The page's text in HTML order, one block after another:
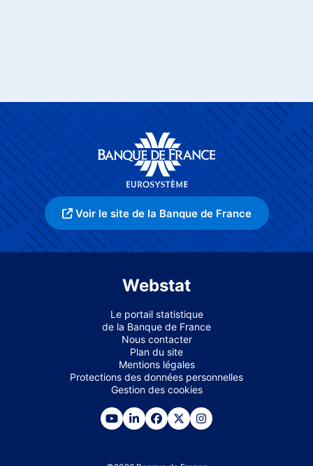
Voir le site de la Banque de France
Webstat
Le portail statistique
de la Banque de France
Nous contacter
Plan du site
Mentions légales
Protections des données personnelles
Gestion des cookies